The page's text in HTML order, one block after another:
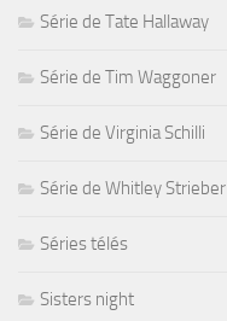
Série de Tate Hallaway
Série de Tim Waggoner
Série de Virginia Schilli
Série de Whitley Strieber
Séries télés
Sisters night